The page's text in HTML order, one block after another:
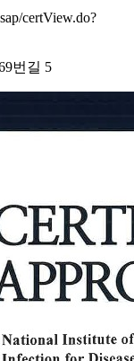
certView.do?
번길 5